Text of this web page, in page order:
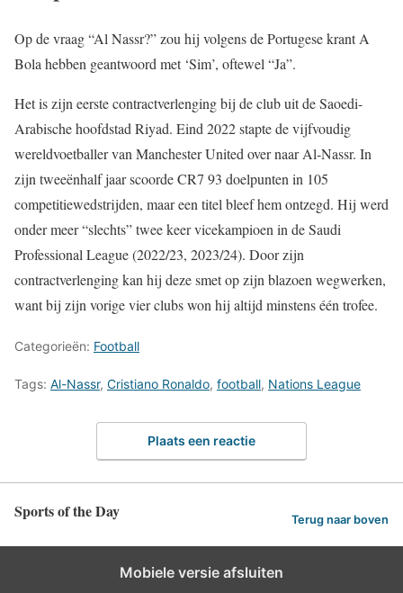
Op de vraag “Al Nassr?” zou hij volgens de Portugese krant A
Bola hebben geantwoord met ‘Sim’, oftewel “Ja”.
Het is zijn eerste contractverlenging bij de club uit de Saoedi-
Arabische hoofdstad Riyad. Eind 2022 stapte de vijfvoudig
wereldvoetballer van Manchester United over naar Al-Nassr. In
zijn tweeënhalf jaar scoorde CR7 93 doelpunten in 105
competitiewedstrijden, maar een titel bleef hem ontzegd. Hij werd
onder meer “slechts” twee keer vicekampioen in de Saudi
Professional League (2022/23, 2023/24). Door zijn
contractverlenging kan hij deze smet op zijn blazoen wegwerken,
want bij zijn vorige vier clubs won hij altijd minstens één trofee.
Categorieën: Football
Tags: Al-Nassr, Cristiano Ronaldo, football, Nations League
Plaats een reactie
Sports of the Day Terug naar boven
Mobiele versie afsluiten